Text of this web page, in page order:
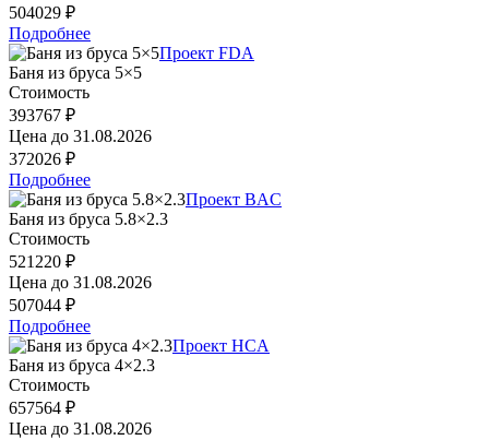
504029 ₽
Подробнее
Проект FDA
Баня из бруса 5×5
Стоимость
393767 ₽
Цена до 31.08.2026
372026 ₽
Подробнее
Проект BAC
Баня из бруса 5.8×2.3
Стоимость
521220 ₽
Цена до 31.08.2026
507044 ₽
Подробнее
Проект HCA
Баня из бруса 4×2.3
Стоимость
657564 ₽
Цена до 31.08.2026